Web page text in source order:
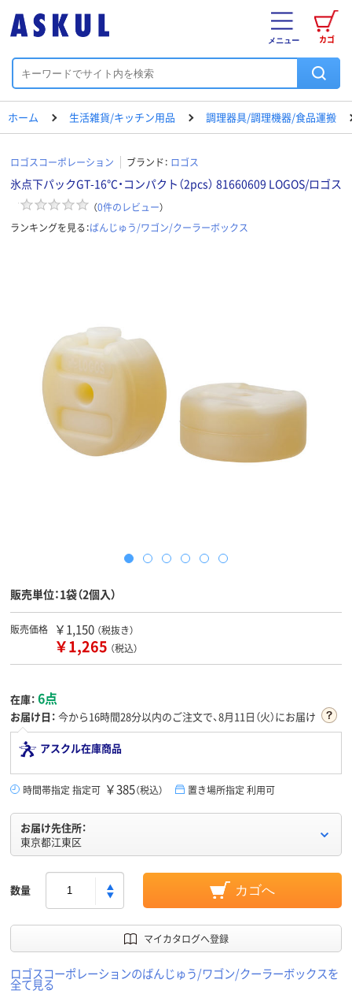
カゴ
メニュー
ホーム 生活雑貨/キッチン用品 調理器具/調理機器/食品運搬
ロゴスコーポレーション ブランド： ロゴス
氷点下パックGT-16℃・コンパクト（2pcs） 81660609 LOGOS/ロゴス
（0件のレビュー）
ランキングを見る：ばんじゅう/ワゴン/クーラーボックス
販売単位：1袋（2個入）
販売価格 ￥1,150 （税抜き）
￥1,265 （税込）
在庫： 6点
お届け日： 今から16時間28分以内のご注文で、8月11日（火）にお届け
アスクル在庫商品
時間帯指定 指定可 ￥385（税込） 置き場所指定 利用可
お届け先住所：
東京都江東区
数量 カゴへ
マイカタログへ登録
ロゴスコーポレーションのばんじゅう/ワゴン/クーラーボックスを
全て見る